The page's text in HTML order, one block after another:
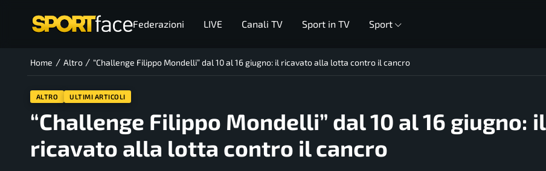
Federazioni LIVE Canali TV Sport in TV Sport
Home / Altro / “Challenge Filippo Mondelli” dal 10 al 16 giugno: il ricavato alla lotta contro il cancro
ALTRO ULTIMI ARTICOLI
“Challenge Filippo Mondelli” dal 10 al 16 giugno: il
ricavato alla lotta contro il cancro